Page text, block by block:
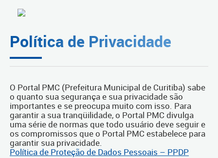
Política de Privacidade
O Portal PMC (Prefeitura Municipal de Curitiba) sabe
o quanto sua segurança e sua privacidade são
importantes e se preocupa muito com isso. Para
garantir a sua tranqüilidade, o Portal PMC divulga
uma série de normas que todo usuário deve seguir e
os compromissos que o Portal PMC estabelece para
garantir sua privacidade.
Política de Proteção de Dados Pessoais – PPDP